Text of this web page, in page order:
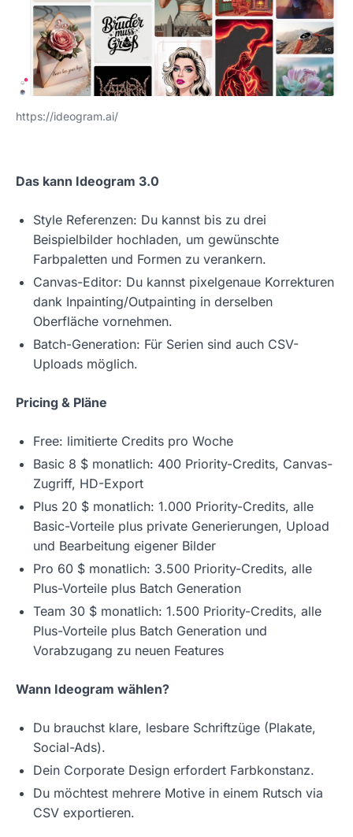
https://ideogram.ai/
Das kann Ideogram 3.0
Style Referenzen: Du kannst bis zu drei
Beispielbilder hochladen, um gewünschte
Farbpaletten und Formen zu verankern.
Canvas-Editor: Du kannst pixelgenaue Korrekturen
dank Inpainting/Outpainting in derselben
Oberfläche vornehmen.
Batch-Generation: Für Serien sind auch CSV-
Uploads möglich.
Pricing & Pläne
Free: limitierte Credits pro Woche
Basic 8 $ monatlich: 400 Priority-Credits, Canvas-
Zugriff, HD-Export
Plus 20 $ monatlich: 1.000 Priority-Credits, alle
Basic-Vorteile plus private Generierungen, Upload
und Bearbeitung eigener Bilder
Pro 60 $ monatlich: 3.500 Priority-Credits, alle
Plus-Vorteile plus Batch Generation
Team 30 $ monatlich: 1.500 Priority-Credits, alle
Plus-Vorteile plus Batch Generation und
Vorabzugang zu neuen Features
Wann Ideogram wählen?
Du brauchst klare, lesbare Schriftzüge (Plakate,
Social-Ads).
Dein Corporate Design erfordert Farbkonstanz.
Du möchtest mehrere Motive in einem Rutsch via
CSV exportieren.